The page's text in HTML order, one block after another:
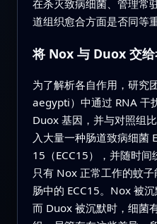
在杀灭致病细菌、管理常
道组织愈合方面是否同等
将 Nox 与 Duox 交
为了解析各自作用，研究
aegypti）中通过 RNA 干
Duox 基因，并与对照组
入大量一种肠道致病细
15（ECC15），并随时间
只有 Nox 正常工作的蚊
肠中的 ECC15。Nox 被
而 Duox 被沉默时，细菌